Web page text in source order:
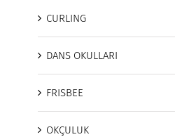
CURLING
DANS OKULLARI
FRISBEE
OKÇULUK